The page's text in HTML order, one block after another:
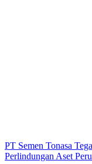
PT Semen Tonasa
Perlindungan Aset